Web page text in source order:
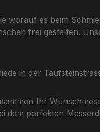
worauf es beim
frei gestalten.
in der
Ihr
dem perfekten